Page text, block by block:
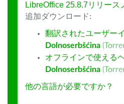
LibreOffice 25.8.7リリース
追加ダウンロード:
翻訳されたユーザー
Dolnoserbšćina (
オフラインで使える
Dolnoserbšćina (
他の言語が必要ですか？